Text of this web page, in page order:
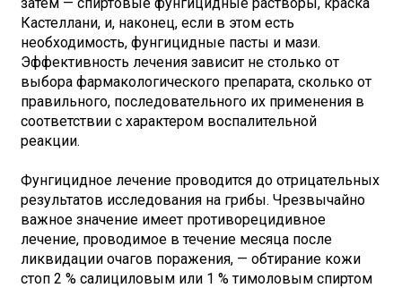
Кастеллани, и, наконец, если в этом есть
необходимость, фунгицидные пасты и мази.
Эффективность лечения зависит не столько от
выбора фармакологического препарата, сколько от
правильного, последовательного их применения в
соответствии с характером воспалительной
реакции.
Фунгицидное лечение проводится до отрицательных
результатов исследования на грибы. Чрезвычайно
важное значение имеет противорецидивное
лечение, проводимое в течение месяца после
ликвидации очагов поражения, — обтирание кожи
стоп 2 % салициловым или 1 % тимоловым спиртом